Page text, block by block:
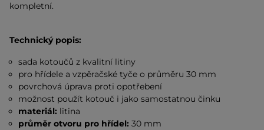
kompletní.
Technický popis:
sada kotoučů z kvalitní litiny
pro hřídele a vzpěračské tyče o průměru 30 mm
povrchová úprava proti opotřebení
možnost použít kotouč i jako samostatnou činku
materiál: litina
průměr otvoru pro hřídel:30 mm